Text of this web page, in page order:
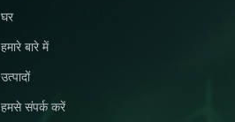
घर
हमारे बारे में
उत्पादों
हमसे संपर्क करें